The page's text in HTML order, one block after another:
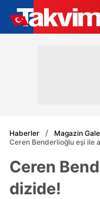
Haberler
Magazin
Ceren Benderlioğlu eşi ile
Ceren
dizide!